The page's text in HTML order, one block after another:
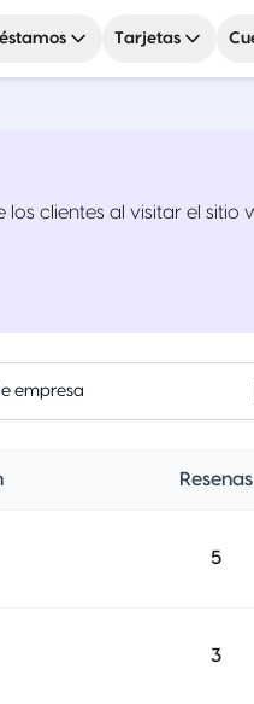
Tarjetas
clientes al visitar el sitio
empresa
Resenas
5
3